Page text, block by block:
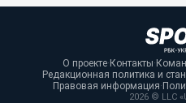
О проекте·Контакты·
Редакционная политика и
Правовая информация·
2026 © LLC